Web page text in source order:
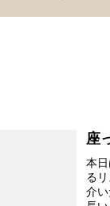
座
本
る
介